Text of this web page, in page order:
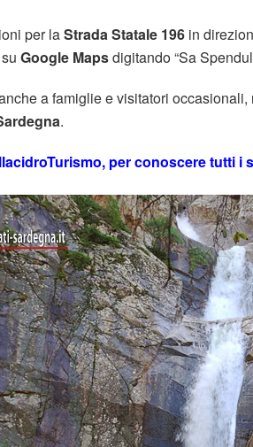
per laStrada Statale 196 in
Google Mapsdigitando “Sa
a famiglie e visitatori
.
per conoscere tutti i